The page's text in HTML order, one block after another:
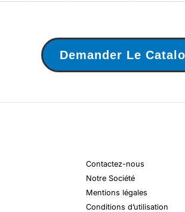
Demander Le
Contactez-nous
Notre Société
Mentions légales
Conditions d’utilisation